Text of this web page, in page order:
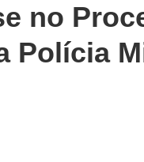
no
Polícia